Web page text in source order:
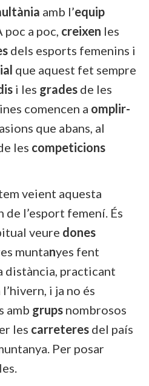
amb l’equip
poc a poc, creixen les
dels esports femenins i
que aquest fet sempre
i les grades de les
comencen a omplir-
que abans, al
les competicions
veient aquesta
de l’esport femení. És
veure dones
muntanyes fent
distància, practicant
l’hivern, i ja no és
amb grups nombrosos
les carreteres del país
Per posar